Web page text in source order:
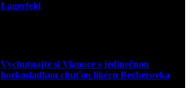
Lagerfeld
Vychutnajte si Vianoce s jedinečnou
horkosladkou chuťou likéru Becherovka